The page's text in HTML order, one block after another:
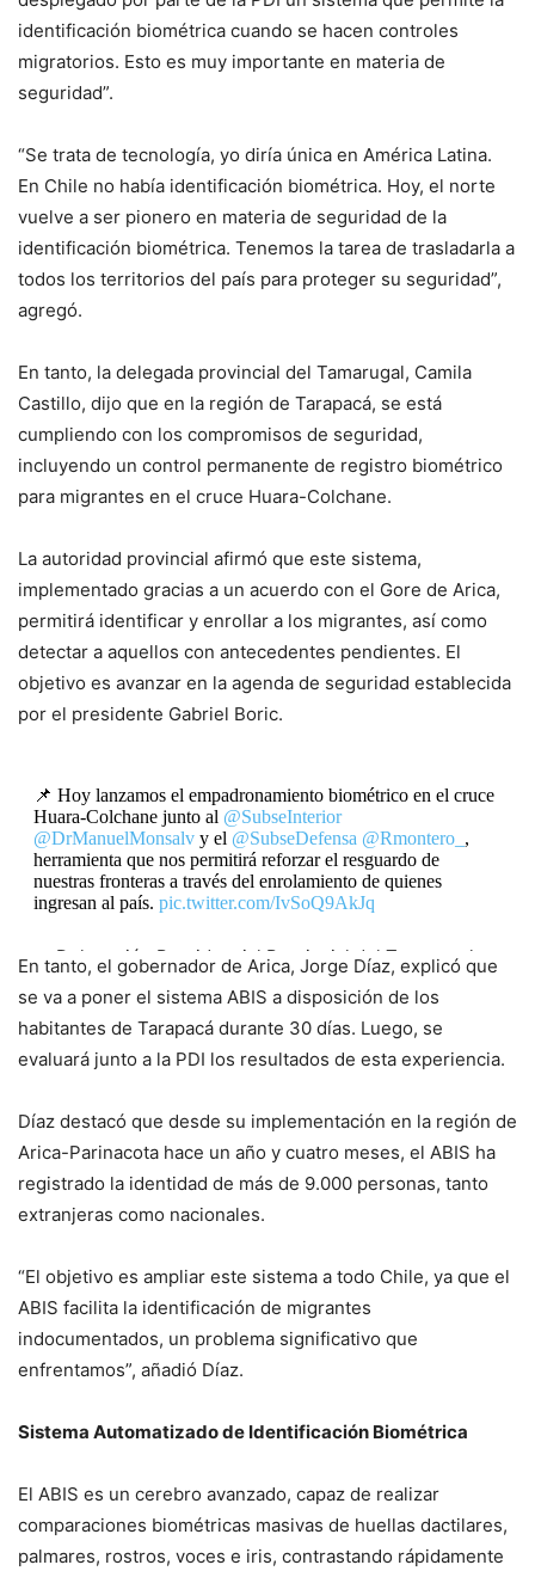
identificación biométrica cuando se hacen controles
migratorios. Esto es muy importante en materia de
seguridad”.
“Se trata de tecnología, yo diría única en América Latina.
En Chile no había identificación biométrica. Hoy, el norte
vuelve a ser pionero en materia de seguridad de la
identificación biométrica. Tenemos la tarea de trasladarla a
todos los territorios del país para proteger su seguridad”,
agregó.
En tanto, la delegada provincial del Tamarugal, Camila
Castillo, dijo que en la región de Tarapacá, se está
cumpliendo con los compromisos de seguridad,
incluyendo un control permanente de registro biométrico
para migrantes en el cruce Huara-Colchane.
La autoridad provincial afirmó que este sistema,
implementado gracias a un acuerdo con el Gore de Arica,
permitirá identificar y enrollar a los migrantes, así como
detectar a aquellos con antecedentes pendientes. El
objetivo es avanzar en la agenda de seguridad establecida
por el presidente Gabriel Boric.
📌 Hoy lanzamos el empadronamiento biométrico en el cruce
Huara-Colchane junto al @SubseInterior
@DrManuelMonsalvy el @SubseDefensa @Rmontero_ ,
herramienta que nos permitirá reforzar el resguardo de
nuestras fronteras a través del enrolamiento de quienes
ingresan al país. pic.twitter.com/IvSoQ9AkJq
— Delegación Presidencial Provincial del Tamarugal
(@DPPTamarugal)September 6, 2024
En tanto, el gobernador de Arica, Jorge Díaz, explicó que
se va a poner el sistema ABIS a disposición de los
habitantes de Tarapacá durante 30 días. Luego, se
evaluará junto a la PDI los resultados de esta experiencia.
Díaz destacó que desde su implementación en la región de
Arica-Parinacota hace un año y cuatro meses, el ABIS ha
registrado la identidad de más de 9.000 personas, tanto
extranjeras como nacionales.
“El objetivo es ampliar este sistema a todo Chile, ya que el
ABIS facilita la identificación de migrantes
indocumentados, un problema significativo que
enfrentamos”, añadió Díaz.
Sistema Automatizado de Identificación Biométrica
El ABIS es un cerebro avanzado, capaz de realizar
comparaciones biométricas masivas de huellas dactilares,
palmares, rostros, voces e iris, contrastando rápidamente